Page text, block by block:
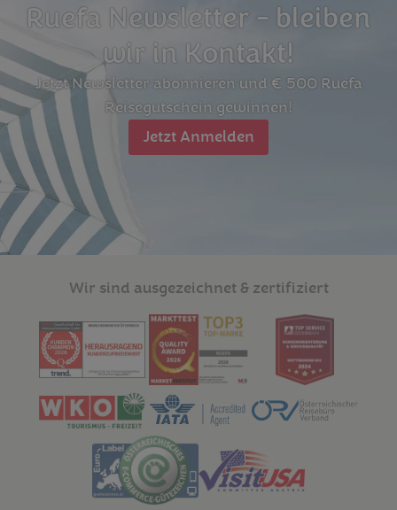
Ruefa Newsletter - bleiben
wir in Kontakt!
Jetzt Newsletter abonnieren und € 500 Ruefa
Reisegutschein gewinnen!
Jetzt Anmelden
Wir sind ausgezeichnet & zertifiziert